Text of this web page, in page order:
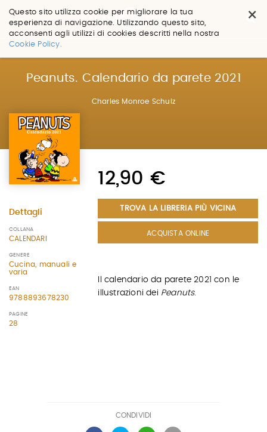
×
Questo sito utilizza cookie per migliorare la tua
esperienza di navigazione. Utilizzando questo sito,
acconsenti agli utilizzi di cookies descritti nella nostra
Cookie Policy.
Salta
Peanuts. Calendario da parete 2021
Charles Monroe Schulz
Dettagli
COLLANA
CALENDARI
GENERE
Cucina, manuali e
varia
EAN
9788893678230
PAGINE
28
12,90 €
TROVA LA LIBRERIA PIÙ VICINA
ACQUISTA ONLINE
Il calendario da parete 2021 con le
illustrazioni dei Peanuts.
CONDIVIDI